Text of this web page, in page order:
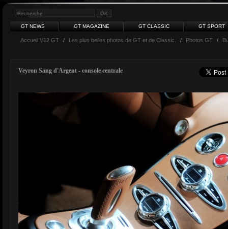
GT NEWS GT MAGAZINE GT CLASSIC GT SPORT
Accueil V12 GT / Les plus belles photos de GT et de Classic. / Photos GT /
Veyron Sang d'Argent - console centrale